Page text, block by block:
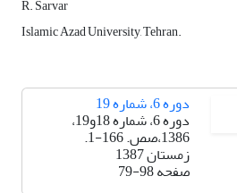
R. Sarvar
Islamic Azad University, Tehran.
دوره 6، شماره 19
دوره 6، شماره 18و19،
1386،صص. 166-1.
زمستان 1387
صفحه79-98